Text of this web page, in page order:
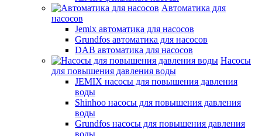
Автоматика для
насосов
Jemix автоматика для насосов
Grundfos автоматика для насосов
DAB автоматика для насосов
Насосы
для повышения давления воды
JEMIX насосы для повышения давления
воды
Shinhoo насосы для повышения давления
воды
Grundfos насосы для повышения давления
воды